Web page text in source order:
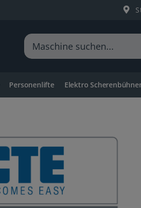
Suche
nach:
Personenlifte Elektro